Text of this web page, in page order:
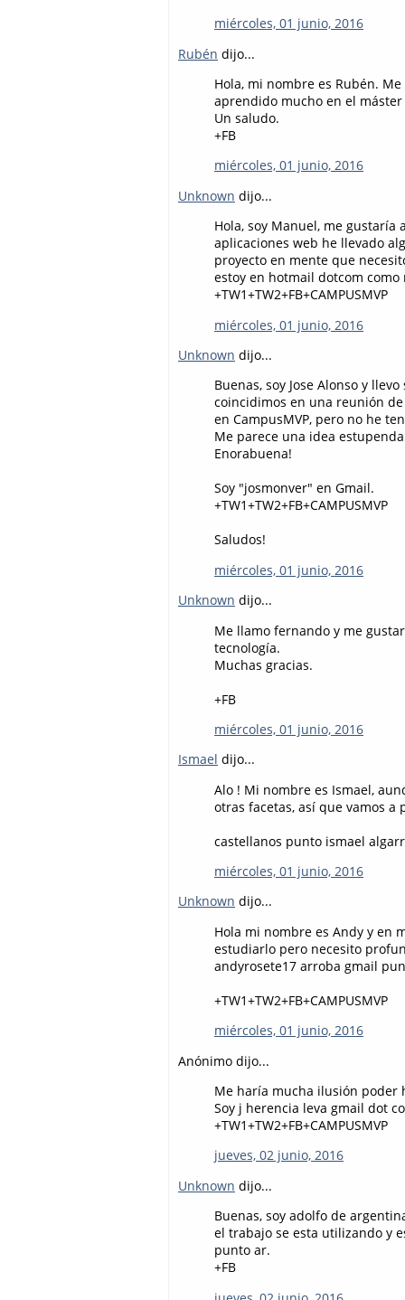
miércoles, 01 junio, 2016
Rubén dijo...
Hola, mi nombre es Rubén.
aprendido mucho en el máster
Un saludo.
+FB
miércoles, 01 junio, 2016
Unknown dijo...
Hola, soy Manuel, me gustaría
aplicaciones web he llevado
proyecto en mente que
estoy en hotmail dotcom
+TW1+TW2+FB+CAMPUSMVP
miércoles, 01 junio, 2016
Unknown dijo...
Buenas, soy Jose Alonso y
coincidimos en una reunión
en CampusMVP, pero no he
Me parece una idea
Enorabuena!
Soy "josmonver" en Gmail.
+TW1+TW2+FB+CAMPUSMVP
Saludos!
miércoles, 01 junio, 2016
Unknown dijo...
Me llamo fernando y me
tecnología.
Muchas gracias.
+FB
miércoles, 01 junio, 2016
Ismael dijo...
Alo ! Mi nombre es Ismael,
otras facetas, así que vamos a
castellanos punto ismael
miércoles, 01 junio, 2016
Unknown dijo...
Hola mi nombre es Andy y en
estudiarlo pero necesito
andyrosete17 arroba gmail
+TW1+TW2+FB+CAMPUSMVP
miércoles, 01 junio, 2016
Anónimo dijo...
Me haría mucha ilusión poder
Soy j herencia leva gmail dot
+TW1+TW2+FB+CAMPUSMVP
jueves, 02 junio, 2016
Unknown dijo...
Buenas, soy adolfo de
el trabajo se esta utilizando y
punto ar.
+FB